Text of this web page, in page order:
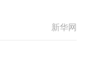
新华网